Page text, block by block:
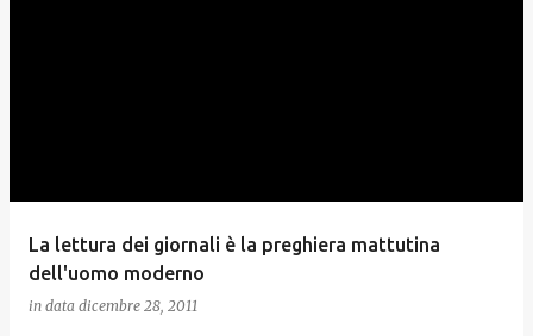
La lettura dei giornali è la preghiera mattutina
dell'uomo moderno
in data dicembre 28, 2011